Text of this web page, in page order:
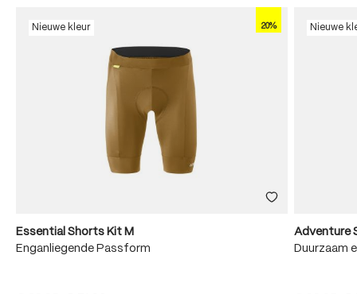
20%
Nieuwe kleur
Essential Shorts Kit M
Enganliegende Passform
Nieuwe
Adventure
Duurzaam